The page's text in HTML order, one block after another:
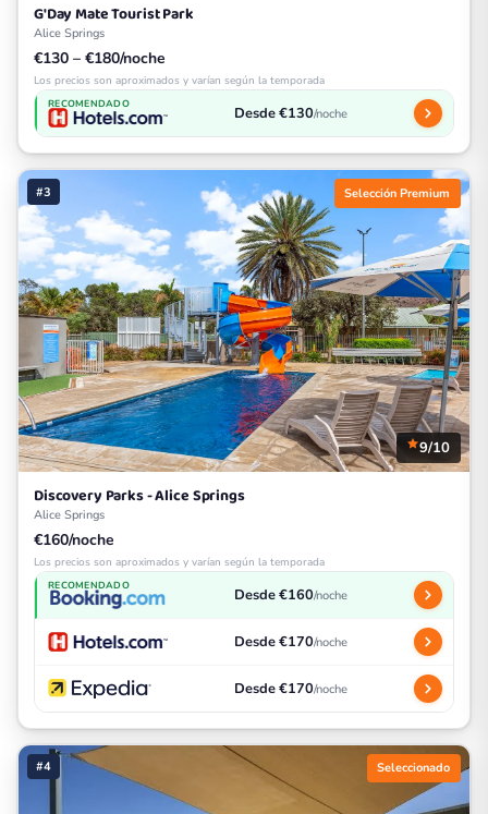
G'Day Mate Tourist Park
Alice Springs
€130 – €180/noche
Los precios son aproximados y varían según la temporada
RECOMENDADO Desde €130/noche
#3 Selección Premium
9/10
Discovery Parks - Alice Springs
Alice Springs
€160/noche
Los precios son aproximados y varían según la temporada
RECOMENDADO Desde €160/noche
Desde €170/noche
Desde €170/noche
#4 Seleccionado